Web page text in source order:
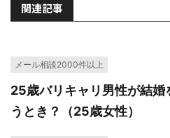
関連記事
メール相談2000件以上
25歳バリキャリ男性が結婚
うとき？（25歳女性）